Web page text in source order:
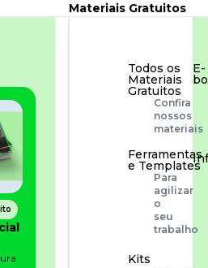
Materiais Gratuitos
Todos os
Materiais
Gratuitos
Confira
nossos
materiais
E-
Ferramentas
e Templates
Para
agilizar
o
seu
trabalho
Kits